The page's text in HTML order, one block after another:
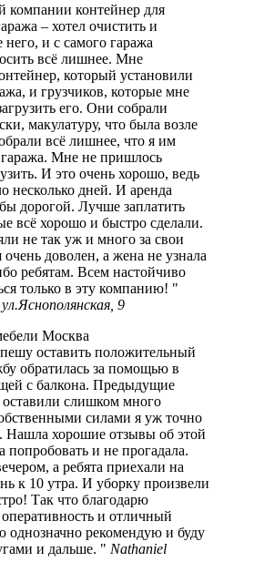
компании контейнер для
– хотел очистить и
и с самого гаража
всё лишнее. Мне
который установили
и грузчиков, которые мне
его. Они собрали
макулатуру, что была возле
всё лишнее, что я им
гаража. Мне не пришлось
И это очень хорошо, ведь
несколько дней. И аренда
дорогой. Лучше заплатить
всё хорошо и быстро сделали.
не так уж и много за свои
доволен, а жена не узнала
ребятам. Всем настойчиво
только в эту компанию!
9
оставить положительный
обратилась за помощью в
с балкона. Предыдущие
оставили слишком много
силами я уж точно
Нашла хорошие отзывы об этой
и не прогадала.
а ребята приехали на
к 10 утра. И уборку произвели
Так что благодарю
оперативность и отличный
однозначно рекомендую и буду
и дальше.
Nathaniel